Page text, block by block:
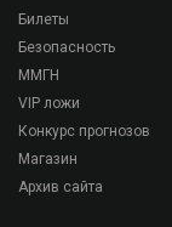
Билеты
Безопасность
ММГН
VIP ложи
Конкурс прогнозов
Магазин
Архив сайта